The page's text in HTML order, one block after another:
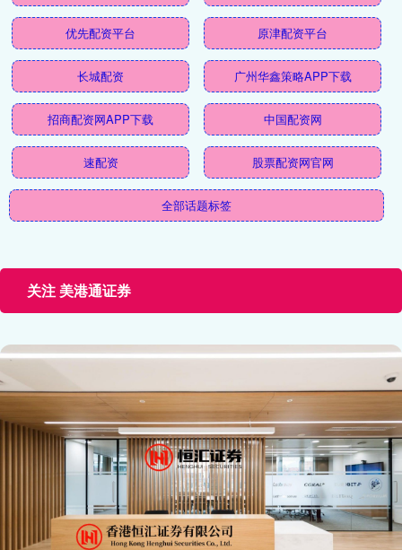
优先配资平台 原津配资平台
长城配资 广州华鑫策略APP下载
招商配资网APP下载 中国配资网
速配资 股票配资网官网
全部话题标签
关注 美港通证券